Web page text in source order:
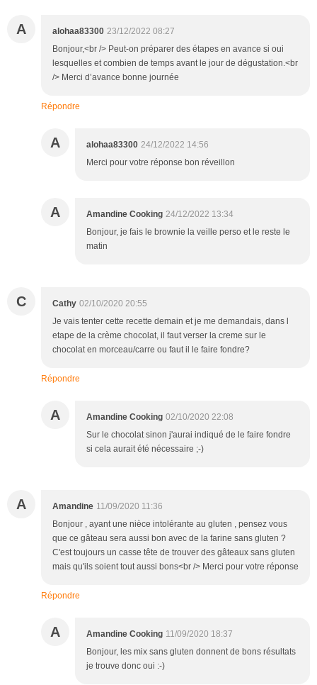
A alohaa83300 23/12/2022 08:27
Bonjour,<br /> Peut-on préparer des étapes en avance si oui
lesquelles et combien de temps avant le jour de dégustation.<br
/> Merci d’avance bonne journée
Répondre
A alohaa83300 24/12/2022 14:56
Merci pour votre réponse bon réveillon
A Amandine Cooking 24/12/2022 13:34
Bonjour, je fais le brownie la veille perso et le reste le
matin
C Cathy 02/10/2020 20:55
Je vais tenter cette recette demain et je me demandais, dans l
etape de la crème chocolat, il faut verser la creme sur le
chocolat en morceau/carre ou faut il le faire fondre?
Répondre
A Amandine Cooking 02/10/2020 22:08
Sur le chocolat sinon j'aurai indiqué de le faire fondre
si cela aurait été nécessaire ;-)
A Amandine 11/09/2020 11:36
Bonjour , ayant une nièce intolérante au gluten , pensez vous
que ce gâteau sera aussi bon avec de la farine sans gluten ?
C'est toujours un casse tête de trouver des gâteaux sans gluten
mais qu'ils soient tout aussi bons<br /> Merci pour votre réponse
Répondre
A Amandine Cooking 11/09/2020 18:37
Bonjour, les mix sans gluten donnent de bons résultats
je trouve donc oui :-)